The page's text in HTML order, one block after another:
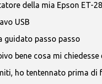
della mia Epson ET-
USB
guidato passo passo
bene cosa mi
ho tentennato prima